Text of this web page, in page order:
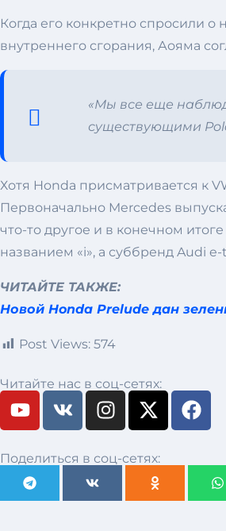
Когда его конкретно спросили
внутреннего сгорания, Аояма
«Мы все еще
существующими
Хотя Honda присматривается к
Первоначально Mercedes
что-то другое и в конечном
названием «i», а суббренд Audi
ЧИТАЙТЕ ТАКЖЕ:
Новой Honda Prelude дан
Post Views: 574
Читайте нас в соц-сетях:
Поделиться в соц-сетях: